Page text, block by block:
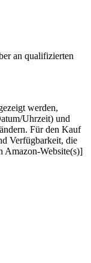
an qualifizierten
werden,
Uhrzeit) und
Für den Kauf
Verfügbarkeit, die
Amazon-Website(s)]